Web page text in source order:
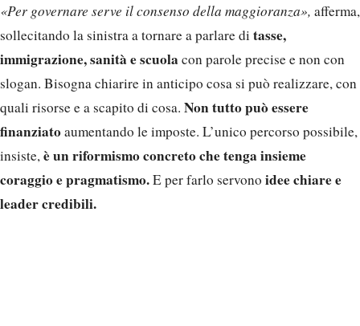
«Per governare serve il consenso della maggioranza», afferma,
sollecitando la sinistra a tornare a parlare di tasse,
immigrazione, sanità e scuola con parole precise e non con
slogan. Bisogna chiarire in anticipo cosa si può realizzare, con
quali risorse e a scapito di cosa. Non tutto può essere
finanziatoaumentando le imposte. L’unico percorso possibile,
insiste,è un riformismo concreto che tenga insieme
coraggio e pragmatismo.E per farlo servono idee chiare e
leader credibili.